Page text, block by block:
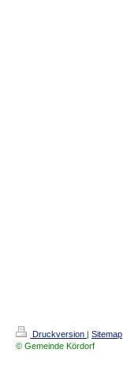
Druckversion | Sitemap
© Gemeinde Kördorf